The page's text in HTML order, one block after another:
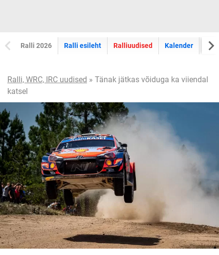
Ralli 2026 Ralli esileht Ralliuudised Kalender
Ralli, WRC, IRC uudised » Tänak jätkas võiduga ka viiendal
katsel